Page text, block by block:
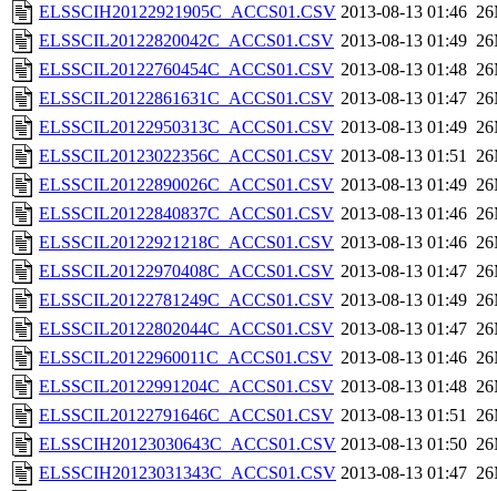
ELSSCIH20122921905C_ACCS01.CSV 2013-08-13 01:46
ELSSCIL20122820042C_ACCS01.CSV 2013-08-13 01:49
ELSSCIL20122760454C_ACCS01.CSV 2013-08-13 01:48
ELSSCIL20122861631C_ACCS01.CSV 2013-08-13 01:47
ELSSCIL20122950313C_ACCS01.CSV 2013-08-13 01:49
ELSSCIL20123022356C_ACCS01.CSV 2013-08-13 01:51
ELSSCIL20122890026C_ACCS01.CSV 2013-08-13 01:49
ELSSCIL20122840837C_ACCS01.CSV 2013-08-13 01:46
ELSSCIL20122921218C_ACCS01.CSV 2013-08-13 01:46
ELSSCIL20122970408C_ACCS01.CSV 2013-08-13 01:47
ELSSCIL20122781249C_ACCS01.CSV 2013-08-13 01:49
ELSSCIL20122802044C_ACCS01.CSV 2013-08-13 01:47
ELSSCIL20122960011C_ACCS01.CSV 2013-08-13 01:46
ELSSCIL20122991204C_ACCS01.CSV 2013-08-13 01:48
ELSSCIL20122791646C_ACCS01.CSV 2013-08-13 01:51
ELSSCIH20123030643C_ACCS01.CSV 2013-08-13 01:50
ELSSCIH20123031343C_ACCS01.CSV 2013-08-13 01:47